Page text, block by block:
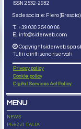
ISSN 2532-2982
Sede sociale: Flero
T. +39 030 254 00 06
E. info@siderweb.com
Copyright siderweb spa
Tutti i diritti sono riservati
Privacy policy
Cookie policy
Digital Services Act Policy
MENU
NEWS
PREZZI ITALIA